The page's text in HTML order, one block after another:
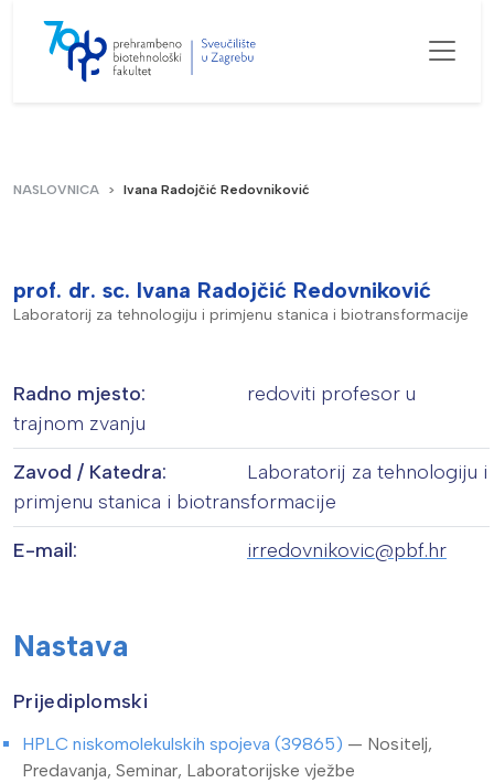
NASLOVNICA Ivana Radojčić Redovniković
prof. dr. sc. Ivana Radojčić Redovniković
Laboratorij za tehnologiju i primjenu stanica i biotransformacije
Radno mjesto:
redoviti profesor u
trajnom zvanju
Zavod / Katedra:
Laboratorij za tehnologiju i
primjenu stanica i biotransformacije
E-mail:
irredovnikovic@pbf.hr
Nastava
Prijediplomski
HPLC niskomolekulskih spojeva (39865) — Nositelj,
Predavanja, Seminar, Laboratorijske vježbe